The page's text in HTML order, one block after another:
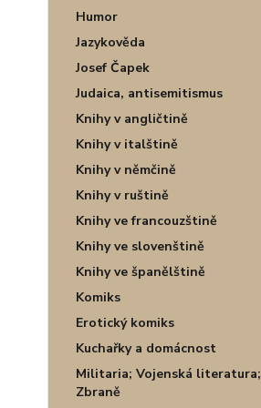
Humor
Jazykověda
Josef Čapek
Judaica, antisemitismus
Knihy v angličtině
Knihy v italštině
Knihy v němčině
Knihy v ruštině
Knihy ve francouzštině
Knihy ve slovenštině
Knihy ve španělštině
Komiks
Erotický komiks
Kuchařky a domácnost
Militaria; Vojenská literatura;
Zbraně